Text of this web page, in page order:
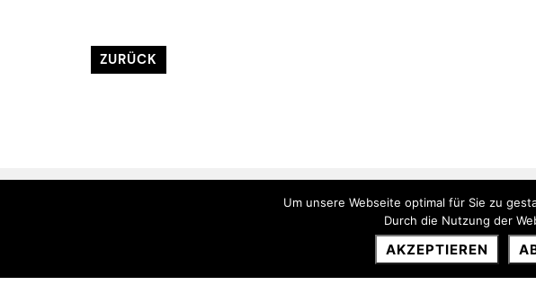
ZURÜCK
Um unsere Webseite optimal für Sie zu
Durch die Nutzung der
AKZEPTIEREN